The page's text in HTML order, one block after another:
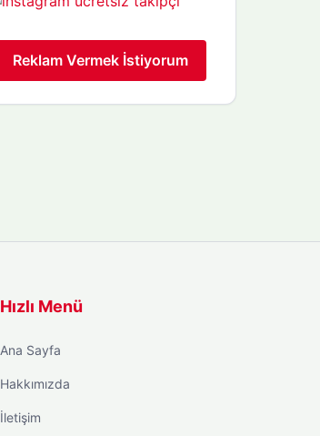
Reklam Vermek İstiyorum
Hızlı Menü
Ana Sayfa
Hakkımızda
İletişim